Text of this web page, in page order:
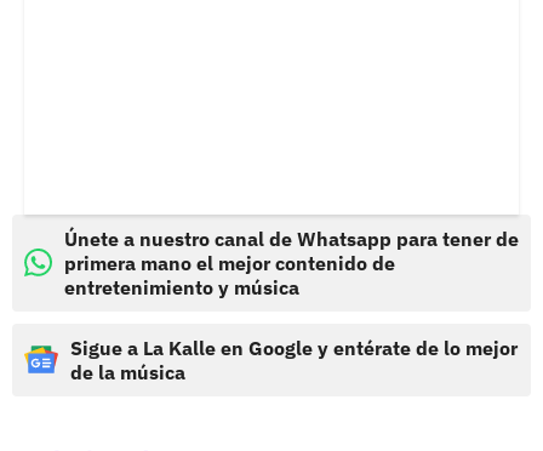
Únete a nuestro canal de Whatsapp para tener de
primera mano el mejor contenido de
entretenimiento y música
Sigue a La Kalle en Google y entérate de lo mejor
de la música